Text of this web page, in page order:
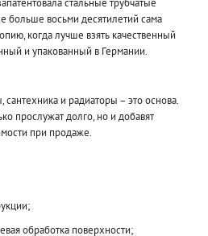
стальные трубчатые
больше восьми десятилетий сама
когда лучше взять качественный
и упакованный в Германии.
и радиаторы – это основа.
прослужат долго, но и добавят
при продаже.
обработка поверхности;